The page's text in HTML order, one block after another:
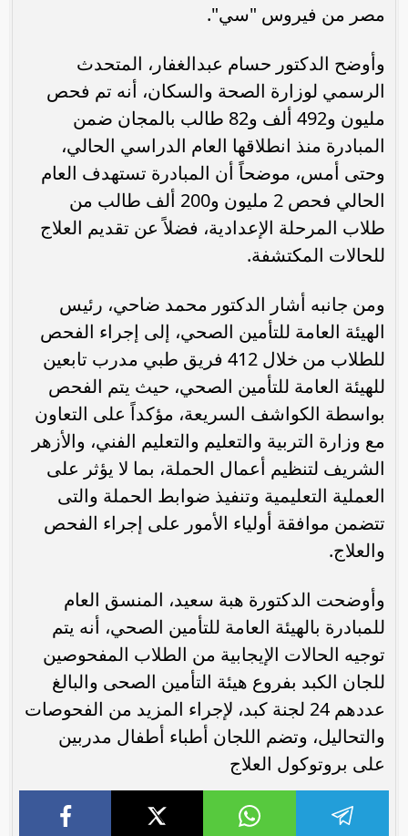
مصر من فيروس "سي".
وأوضح الدكتور حسام عبدالغفار، المتحدث
الرسمي لوزارة الصحة والسكان، أنه تم فحص
مليون و492 ألف و82 طالب بالمجان ضمن
المبادرة منذ انطلاقها العام الدراسي الحالي،
وحتى أمس، موضحاً أن المبادرة تستهدف العام
الحالي فحص 2 مليون و200 ألف طالب من
طلاب المرحلة الإعدادية، فضلاً عن تقديم العلاج
للحالات المكتشفة.
ومن جانبه أشار الدكتور محمد ضاحي، رئيس
الهيئة العامة للتأمين الصحي، إلى إجراء الفحص
للطلاب من خلال 412 فريق طبي مدرب تابعين
للهيئة العامة للتأمين الصحي، حيث يتم الفحص
بواسطة الكواشف السريعة، مؤكداً على التعاون
مع وزارة التربية والتعليم والتعليم الفني، والأزهر
الشريف لتنظيم أعمال الحملة، بما لا يؤثر على
العملية التعليمية وتنفيذ ضوابط الحملة والتى
تتضمن موافقة أولياء الأمور على إجراء الفحص
والعلاج.
وأوضحت الدكتورة هبة سعيد، المنسق العام
للمبادرة بالهيئة العامة للتأمين الصحي، أنه يتم
توجيه الحالات الإيجابية من الطلاب المفحوصين
للجان الكبد بفروع هيئة التأمين الصحى والبالغ
عددهم 24 لجنة كبد، لإجراء المزيد من الفحوصات
والتحاليل، وتضم اللجان أطباء أطفال مدربين
على بروتوكول العلاج